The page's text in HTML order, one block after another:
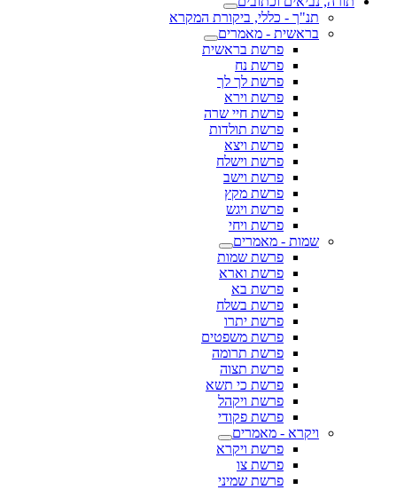
תנ"ך - כללי, ביקורת המקרא
בראשית - מאמרים
פרשת בראשית
פרשת נח
פרשת לך לך
פרשת וירא
פרשת חיי שרה
פרשת תולדות
פרשת ויצא
פרשת וישלח
פרשת וישב
פרשת מקץ
פרשת ויגש
פרשת ויחי
שמות - מאמרים
פרשת שמות
פרשת וארא
פרשת בא
פרשת בשלח
פרשת יתרו
פרשת משפטים
פרשת תרומה
פרשת תצוה
פרשת כי תשא
פרשת ויקהל
פרשת פקודי
ויקרא - מאמרים
פרשת ויקרא
פרשת צו
פרשת שמיני